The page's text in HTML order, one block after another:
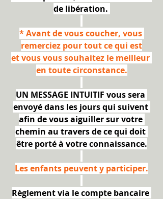
de libération.
* Avant de vous coucher, vous
remerciez pour tout ce qui est
et vous vous souhaitez le meilleur
en toute circonstance.
UN MESSAGE INTUITIF vous sera
envoyé dans les jours qui suivent
afin de vous aiguiller sur votre
chemin au travers de ce qui doit
être porté à votre connaissance.
Les enfants peuvent y participer.
Règlement via le compte bancaire